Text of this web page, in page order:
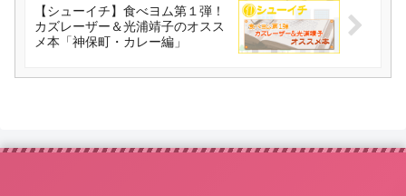
【シューイチ】食べヨム第１弾！
カズレーザー＆光浦靖子のオスス
メ本「神保町・カレー編」